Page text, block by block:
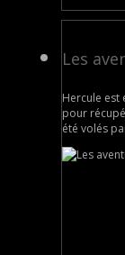
Les
Hercule est
pour
été volés